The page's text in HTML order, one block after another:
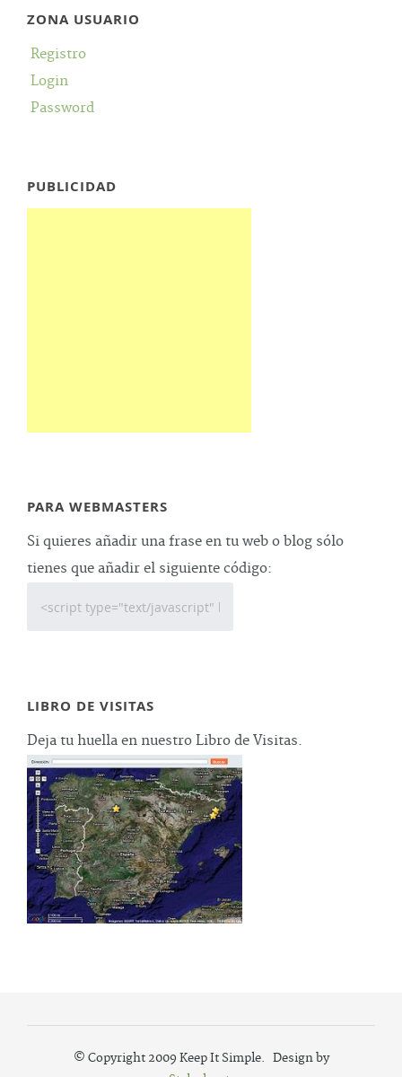
ZONA USUARIO
Registro
Login
Password
PUBLICIDAD
PARA WEBMASTERS
Si quieres añadir una frase en tu web o blog sólo
tienes que añadir el siguiente código:
LIBRO DE VISITAS
Deja tu huella en nuestro Libro de Visitas.
© Copyright 2009 Keep It Simple. Design by